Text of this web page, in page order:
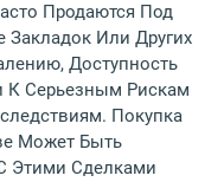
Продаются Под
Закладок Или Других
Доступность
К Серьезным Рискам
Покупка
Может Быть
Этими Сделками